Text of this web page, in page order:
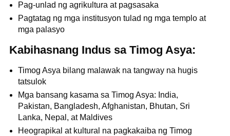
Pag-unlad ng agrikultura at pagsasaka
Pagtatag ng mga institusyon tulad ng mga templo at
mga palasyo
Kabihasnang Indus sa Timog Asya:
Timog Asya bilang malawak na tangway na hugis
tatsulok
Mga bansang kasama sa Timog Asya: India,
Pakistan, Bangladesh, Afghanistan, Bhutan, Sri
Lanka, Nepal, at Maldives
Heograpikal at kultural na pagkakaiba ng Timog